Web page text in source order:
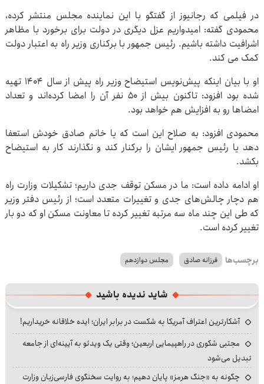
در فیلمی که رجانیوز از گفتگو با این نماینده مجلس منتشر کرده،
محمودی گفته: امیدواریم عزل دیگری در دولت برای برخورد با مظاهر
اشرافیت داشته باشیم. رئیس جمهور با برکناری وزیر راه به اعتبار دولت
کمک می کند.
او با بیان اینکه پیش‌نویس استیضاح وزیر راه پیش از سال ۱۴۰۴ تهیه
شده بود افزود: تاکنون بیش از ۵۰ نفر آن را امضا کرده‌اند و تعداد
امضاها رو به افزایش هم خواهد بود.
محمودی افزود: به صلاح این است که یا خانم صادق خودش استعفا
دهد یا رئیس جمهور ایشان را برکنار کند و نگذارند کار به استیضاح
بکشد.
او ادامه داده است: ما در مسکن توقف جدی داریم؛ تشکیلات وزارت راه
هم دچار چالش‌های جدی و تغییرات متعدد است؛ از رئیس دفتر وزیر
که طی این چند ماه سه مرتبه تغییر کرده تا معاونت مسکن او که دو بار
تغییر کرده است.
برچسب‌ها فرزانه صادق مجلس دوازدهم
شاید ندیده باشید
آشکارترین اعتراف آمریکا به شکست در برابر ایران؛ ایده خلاقانه خریداریم!
مجتبی شکوری در راهپیمایی اربعین؛ وقتی یک ویدئو به آیینه‌ای از جامعه
تبدیل می‌شود
چگونه به «جنگ هرمز» پایان دهیم؛ به روایت سخنگوی فارسی‌زبان وزارت